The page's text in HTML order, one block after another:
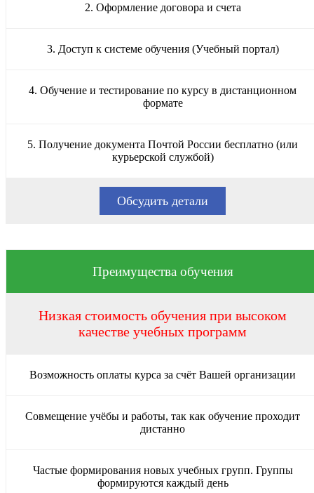
2. Оформление договора и счета
3. Доступ к системе обучения (Учебный портал)
4. Обучение и тестирование по курсу в дистанционном
формате
5. Получение документа Почтой России бесплатно (или
курьерской службой)
Обсудить детали
Преимущества обучения
Низкая стоимость обучения при высоком
качестве учебных программ
Возможность оплаты курса за счёт Вашей организации
Совмещение учёбы и работы, так как обучение проходит
дистанно
Частые формирования новых учебных групп. Группы
формируются каждый день